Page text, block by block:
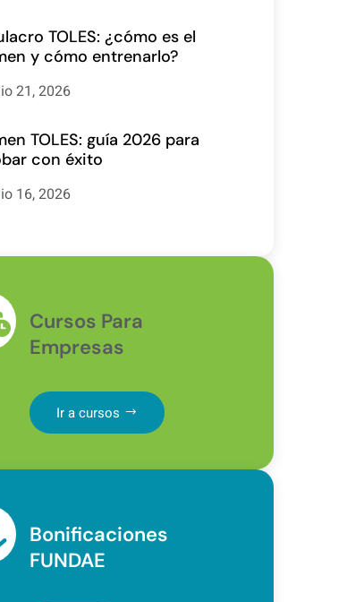
TOLES: ¿cómo es el
y cómo entrenarlo?
21, 2026
TOLES: guía 2026 para
con éxito
16, 2026
Cursos Para
Empresas
Ir a cursos
Bonificaciones
FUNDAE